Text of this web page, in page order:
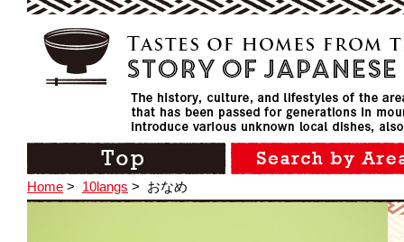
Home > 10langs > おなめ